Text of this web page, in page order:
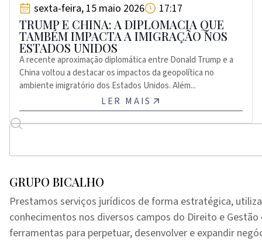
sexta-feira, 15 maio 2026 17:17
TRUMP E CHINA: A DIPLOMACIA QUE
TAMBÉM IMPACTA A IMIGRAÇÃO NOS
ESTADOS UNIDOS
A recente aproximação diplomática entre Donald Trump e a
China voltou a destacar os impactos da geopolítica no
ambiente imigratório dos Estados Unidos. Além...
LER MAIS
GRUPO BICALHO
Prestamos serviços jurídicos de forma estratégica,
conhecimentos nos diversos campos do Direito e
ferramentas para perpetuar, desenvolver e expandir